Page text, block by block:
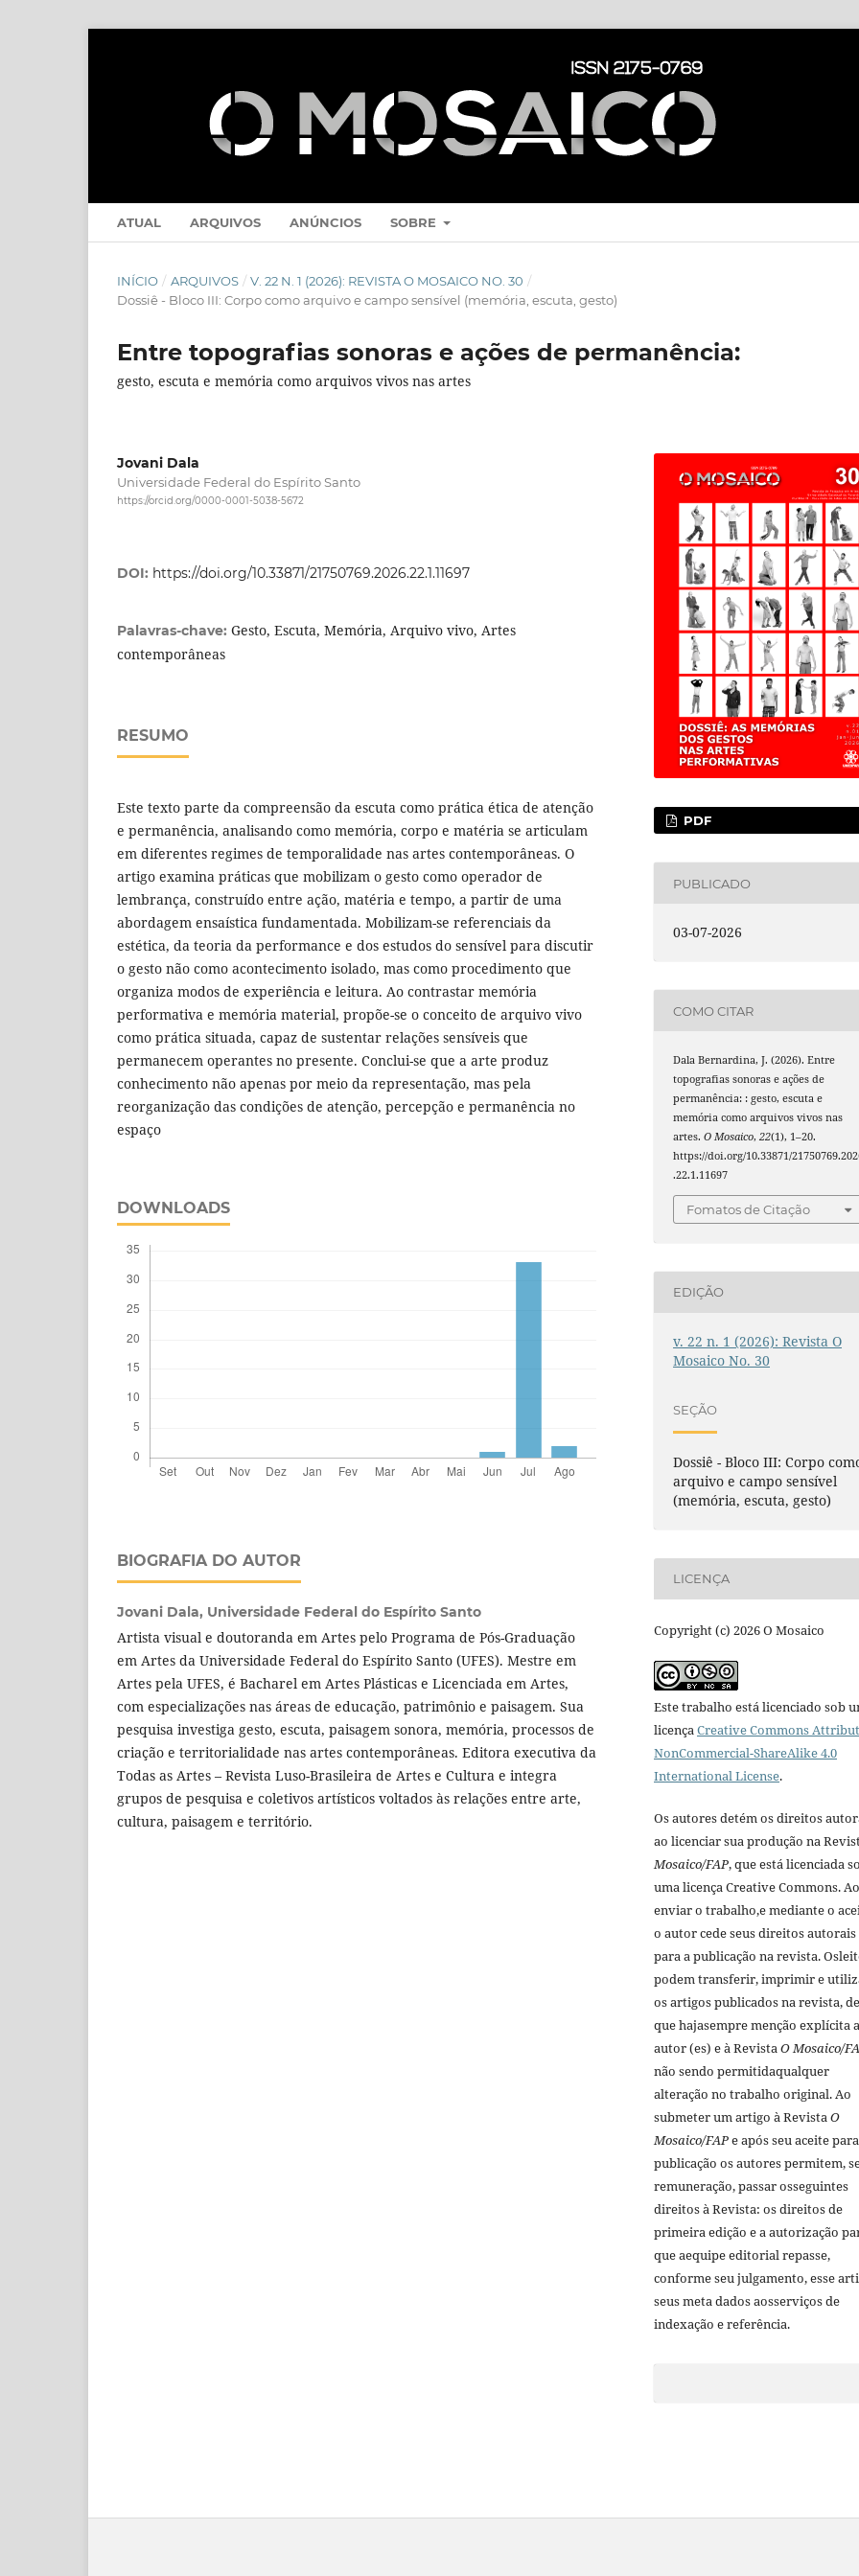
ATUAL ARQUIVOS ANÚNCIOS SOBRE
INÍCIO / ARQUIVOS / V. 22 N. 1 (2026): REVISTA O MOSAICO NO. 30 /
Dossiê - Bloco III: Corpo como arquivo e campo sensível (memória, escuta, gesto)
Entre topografias sonoras e ações de permanência:
gesto, escuta e memória como arquivos vivos nas artes
Jovani Dala
Universidade Federal do Espírito Santo
https://orcid.org/0000-0001-5038-5672
DOI: https://doi.org/10.33871/21750769.2026.22.1.11697
Palavras-chave: Gesto, Escuta, Memória, Arquivo vivo, Artes
contemporâneas
RESUMO
Este texto parte da compreensão da escuta como prática ética de atenção
e permanência, analisando como memória, corpo e matéria se articulam
em diferentes regimes de temporalidade nas artes contemporâneas. O
artigo examina práticas que mobilizam o gesto como operador de
lembrança, construído entre ação, matéria e tempo, a partir de uma
abordagem ensaística fundamentada. Mobilizam-se referenciais da
estética, da teoria da performance e dos estudos do sensível para discutir
o gesto não como acontecimento isolado, mas como procedimento que
organiza modos de experiência e leitura. Ao contrastar memória
performativa e memória material, propõe-se o conceito de arquivo vivo
como prática situada, capaz de sustentar relações sensíveis que
permanecem operantes no presente. Conclui-se que a arte produz
conhecimento não apenas por meio da representação, mas pela
reorganização das condições de atenção, percepção e permanência no
espaço
DOWNLOADS
BIOGRAFIA DO AUTOR
Jovani Dala, Universidade Federal do Espírito Santo
Artista visual e doutoranda em Artes pelo Programa de Pós-Graduação
em Artes da Universidade Federal do Espírito Santo (UFES). Mestre em
Artes pela UFES, é Bacharel em Artes Plásticas e Licenciada em Artes,
com especializações nas áreas de educação, patrimônio e paisagem. Sua
pesquisa investiga gesto, escuta, paisagem sonora, memória, processos de
criação e territorialidade nas artes contemporâneas. Editora executiva da
Todas as Artes – Revista Luso-Brasileira de Artes e Cultura e integra
grupos de pesquisa e coletivos artísticos voltados às relações entre arte,
cultura, paisagem e território.
PDF
PUBLICADO
03-07-2026
COMO CITAR
Dala Bernardina, J. (2026). Entre
topografias sonoras e ações de
permanência: : gesto, escuta e
memória como arquivos vivos nas
artes.O Mosaico,22(1), 1–20.
https://doi.org/10.33871/
.22.1.11697
Fomatos de Citação
EDIÇÃO
v. 22 n. 1 (2026): Revista O
Mosaico No. 30
SEÇÃO
Dossiê - Bloco III: Corpo
arquivo e campo sensível
(memória, escuta, gesto)
LICENÇA
Copyright (c) 2026 O Mosaico
Este trabalho está licenciado sob
licençaCreative Commons
NonCommercial-ShareAlike 4.0
International License.
Os autores detém os direitos
ao licenciar sua produção na
Mosaico/FAP, que está licenciada
uma licença Creative Commons. Ao
enviar o trabalho,e mediante o
o autor cede seus direitos autorais
para a publicação na revista.
podem transferir, imprimir e
os artigos publicados na revista,
que hajasempre menção explí­cita
autor (es) e à RevistaO Mosaico/
não sendo permitidaqualquer
alteração no trabalho original. Ao
submeter um artigo à RevistaO
Mosaico/FAPe após seu aceite para
publicação os autores permitem,
remuneração, passar osseguintes
direitos à Revista: os direitos de
primeira edição e a autorização
que aequipe editorial repasse,
conforme seu julgamento, esse
seus meta dados aosserviços de
indexação e referência.